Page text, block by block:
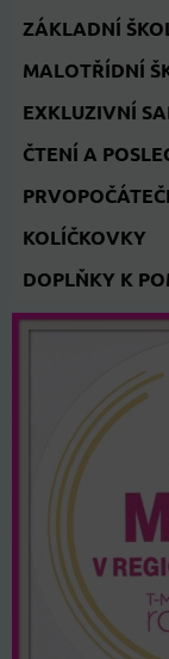
ZÁKLADNÍ
MALOTŘÍDNÍ
EXKLUZIVNÍ
ČTENÍ A
KOLÍČKOVKY
DOPLŇKY K